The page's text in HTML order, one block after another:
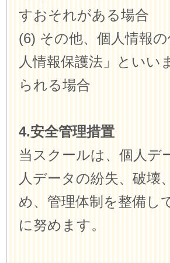
すおそれがある場合
(6) その他、個人情報
人情報保護法」といい
られる場合
4.安全管理措置
当スクールは、個人デ
人データの紛失、破壊
め、管理体制を整備し
に努めます。